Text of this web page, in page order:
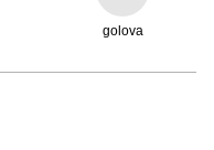
golova